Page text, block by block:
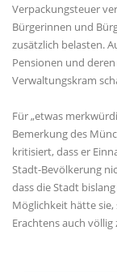
Verpackungsteuer
Bürgerinnen und
zusätzlich belasten.
Pensionen und
Verwaltungskram
Für „etwas
Bemerkung des
kritisiert, dass er
Stadt-Bevölkerung
dass die Stadt
Möglichkeit hätte
Erachtens auch